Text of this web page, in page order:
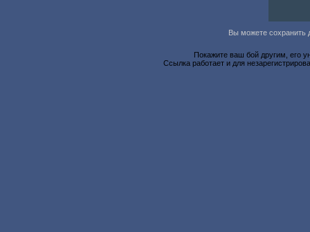
Вы можете сохранить
Покажите ваш бой другим, его
Ссылка работает и для